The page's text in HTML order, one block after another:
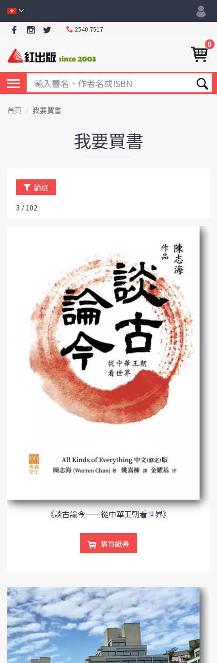
2540 7517
0
首頁 我要買書
我要買書
篩選
3 / 102
《談古論今——從中華王朝看世界》
購買紙書